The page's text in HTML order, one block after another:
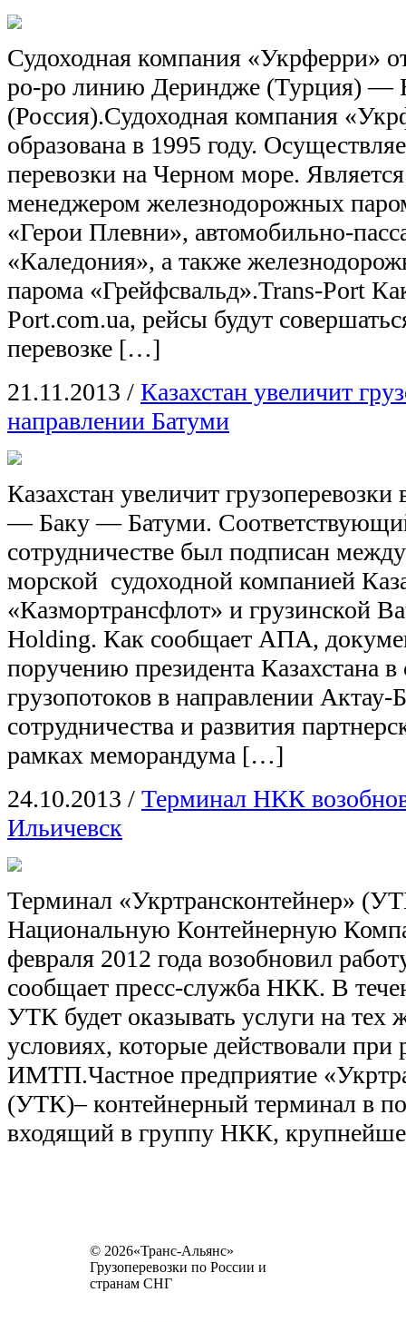
Судоходная компания «Укрферри»
ро-ро линию Дериндже (Турция) —
(Россия).Судоходная компания
образована в 1995 году.
перевозки на Черном море.
менеджером железнодорожных
«Герои Плевни», автомобильно-
«Каледония», а также
парома «Грейфсвальд».Trans-Port
Port.com.ua, рейсы будут
перевозке […]
21.11.2013 / Казахстан увеличит
направлении Батуми
Казахстан увеличит
— Баку — Батуми.
сотрудничестве был подписан
морской судоходной компанией
«Казмортрансфлот» и грузинской
Holding. Как сообщает АПА,
поручению президента Казахстана
грузопотоков в направлении
сотрудничества и развития
рамках меморандума […]
24.10.2013 / Терминал НКК
Ильичевск
Терминал «Укртрансконтейнер»
Национальную Контейнерную
февраля 2012 года возобновил
сообщает пресс-служба НКК. В
УТК будет оказывать услуги на тех
условиях, которые действовали при
ИМТП.Частное предприятие
(УТК)– контейнерный терминал в
входящий в группу НКК,
© 2026«Транс-Альянс»
Грузоперевозки по России и
странам СНГ